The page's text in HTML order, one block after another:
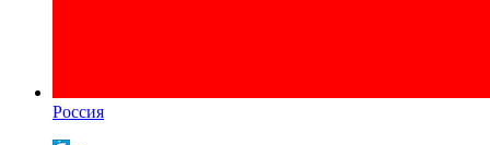
Россия